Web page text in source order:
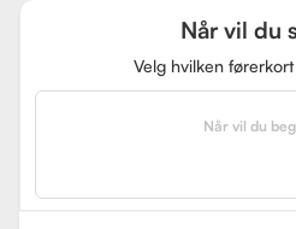
Når vil du
Velg hvilken
Når vil du